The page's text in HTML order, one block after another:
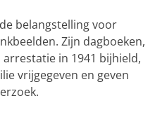
belangstelling voor
Zijn dagboeken,
in 1941 bijhield,
vrijgegeven en geven